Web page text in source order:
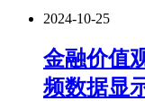
2024-10-25
金融价值
频数据显